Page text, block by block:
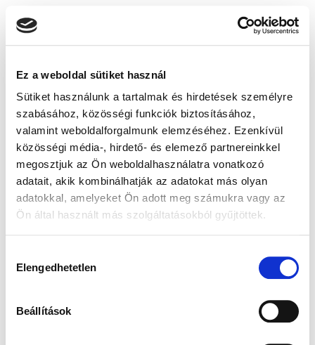
Ez a weboldal sütiket használ
Sütiket használunk a tartalmak és hirdetések személyre
szabásához, közösségi funkciók biztosításához,
valamint weboldalforgalmunk elemzéséhez. Ezenkívül
közösségi média-, hirdető- és elemező partnereinkkel
megosztjuk az Ön weboldalhasználatra vonatkozó
adatait, akik kombinálhatják az adatokat más olyan
adatokkal, amelyeket Ön adott meg számukra vagy az
Ön által használt más szolgáltatásokból gyűjtöttek.
kiválasztása
Elengedhetetlen
Beállítások